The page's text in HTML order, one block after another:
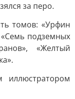
за перо.
томов: «Урфин
подземных
«Желтый